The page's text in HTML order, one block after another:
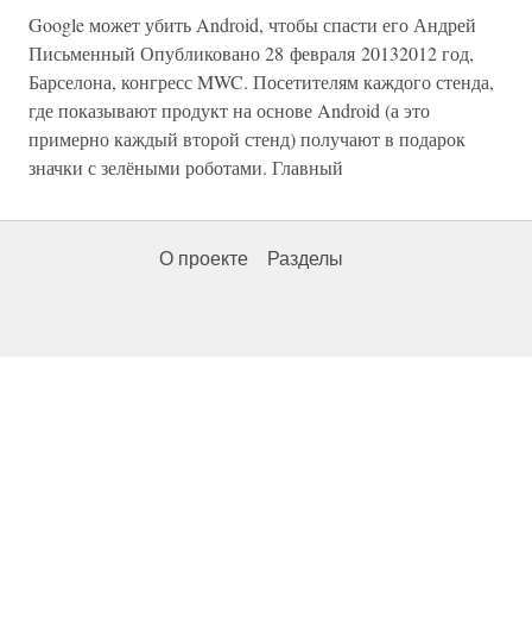
Google может убить Android, чтобы спасти его Андрей
Письменный Опубликовано 28 февраля 20132012 год,
Барселона, конгресс MWC. Посетителям каждого стенда,
где показывают продукт на основе Android (а это
примерно каждый второй стенд) получают в подарок
значки с зелёными роботами. Главный
О проекте Разделы